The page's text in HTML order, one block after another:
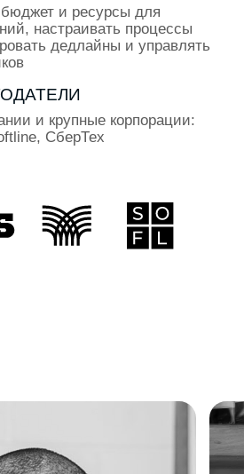
ПРОГНОЗУ SUPERJOB ОТ 2026 ГОДА
процессы управления,
и рост команды
ЧТО